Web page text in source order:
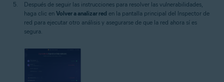
Después de seguir las instrucciones para resolver las vulnerabilidades,
haga clic en Volver a analizar red en la pantalla principal del Inspector de
red para ejecutar otro análisis y asegurarse de que la red ahora sí es
segura.